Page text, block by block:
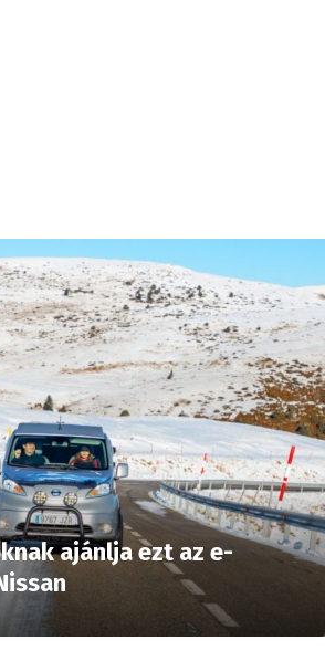
ajánlja ezt az e-